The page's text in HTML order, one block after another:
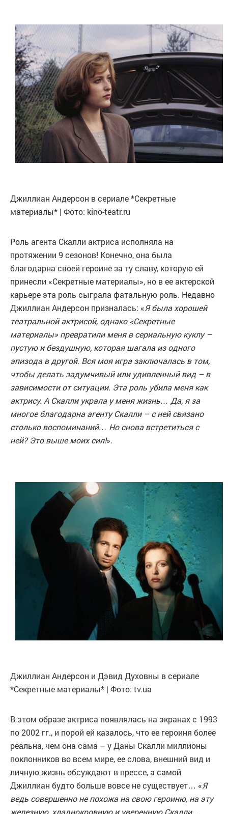
Джиллиан Андерсон в сериале *Секретные
материалы* | Фото: kino-teatr.ru
Роль агента Скалли актриса исполняла на
протяжении 9 сезонов! Конечно, она была
благодарна своей героине за ту славу, которую ей
принесли «Секретные материалы», но в ее актерской
карьере эта роль сыграла фатальную роль. Недавно
Джиллиан Андерсон призналась: «Я была хорошей
театральной актрисой, однако «Секретные
материалы» превратили меня в сериальную куклу –
пустую и бездушную, которая шагала из одного
эпизода в другой. Вся моя игра заключалась в том,
чтобы делать задумчивый или удивленный вид – в
зависимости от ситуации. Эта роль убила меня как
актрису. А Скалли украла у меня жизнь… Да, я за
многое благодарна агенту Скалли – с ней связано
столько воспоминаний… Но снова встретиться с
ней? Это выше моих сил!».
Джиллиан Андерсон и Дэвид Духовны в сериале
*Секретные материалы* | Фото: tv.ua
В этом образе актриса появлялась на экранах с 1993
по 2002 гг., и порой ей казалось, что ее героиня более
реальна, чем она сама – у Даны Скалли миллионы
поклонников во всем мире, ее слова, внешний вид и
личную жизнь обсуждают в прессе, а самой
Джиллиан будто больше вовсе не существует… «Я
ведь совершенно не похожа на свою героиню, на эту
железную, хладнокровную и уверенную Скалли...